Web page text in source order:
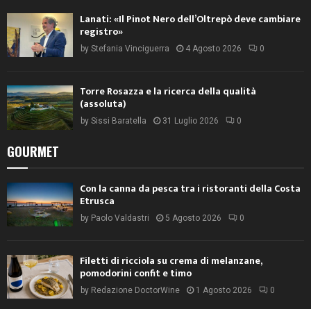
Lanati: «Il Pinot Nero dell’Oltrepò deve cambiare
registro»
by Stefania Vinciguerra 4 Agosto 2026 0
Torre Rosazza e la ricerca della qualità
(assoluta)
by Sissi Baratella 31 Luglio 2026 0
GOURMET
Con la canna da pesca tra i ristoranti della Costa
Etrusca
by Paolo Valdastri 5 Agosto 2026 0
Filetti di ricciola su crema di melanzane,
pomodorini confit e timo
by Redazione DoctorWine 1 Agosto 2026 0